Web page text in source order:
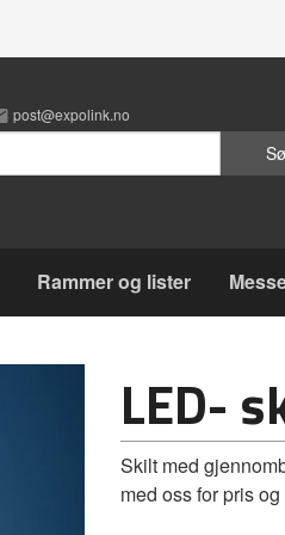
post@expolink.no
Rammer og lister
LED-
Skilt med
med oss for pris